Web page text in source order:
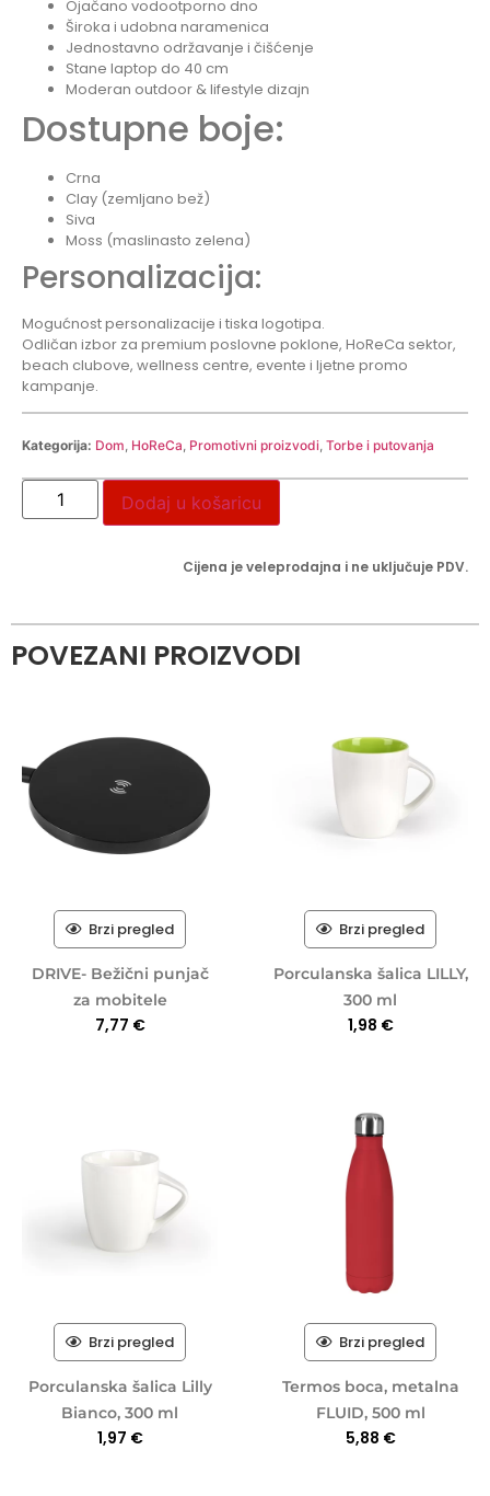
Ojačano vodootporno dno
Široka i udobna naramenica
Jednostavno održavanje i čišćenje
Stane laptop do 40 cm
Moderan outdoor & lifestyle dizajn
Dostupne boje:
Crna
Clay (zemljano bež)
Siva
Moss (maslinasto zelena)
Personalizacija:
Mogućnost personalizacije i tiska logotipa.
Odličan izbor za premium poslovne poklone, HoReCa sektor,
beach clubove, wellness centre, evente i ljetne promo
kampanje.
Kategorija: Dom, HoReCa, Promotivni proizvodi, Torbe i putovanja
Dodaj u košaricu
Cijena je veleprodajna i ne uključuje PDV.
POVEZANI PROIZVODI
Brzi pregled
DRIVE- Bežični punjač
za mobitele
7,77 €
Brzi pregled
Porculanska šalica LILLY,
300 ml
1,98 €
Brzi pregled
Porculanska šalica Lilly
Bianco, 300 ml
1,97 €
Brzi pregled
Termos boca, metalna
FLUID, 500 ml
5,88 €